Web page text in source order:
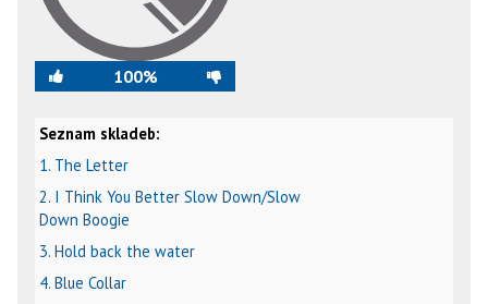
100%
Seznam skladeb:
1. The Letter
2. I Think You Better Slow Down/Slow
Down Boogie
3. Hold back the water
4. Blue Collar